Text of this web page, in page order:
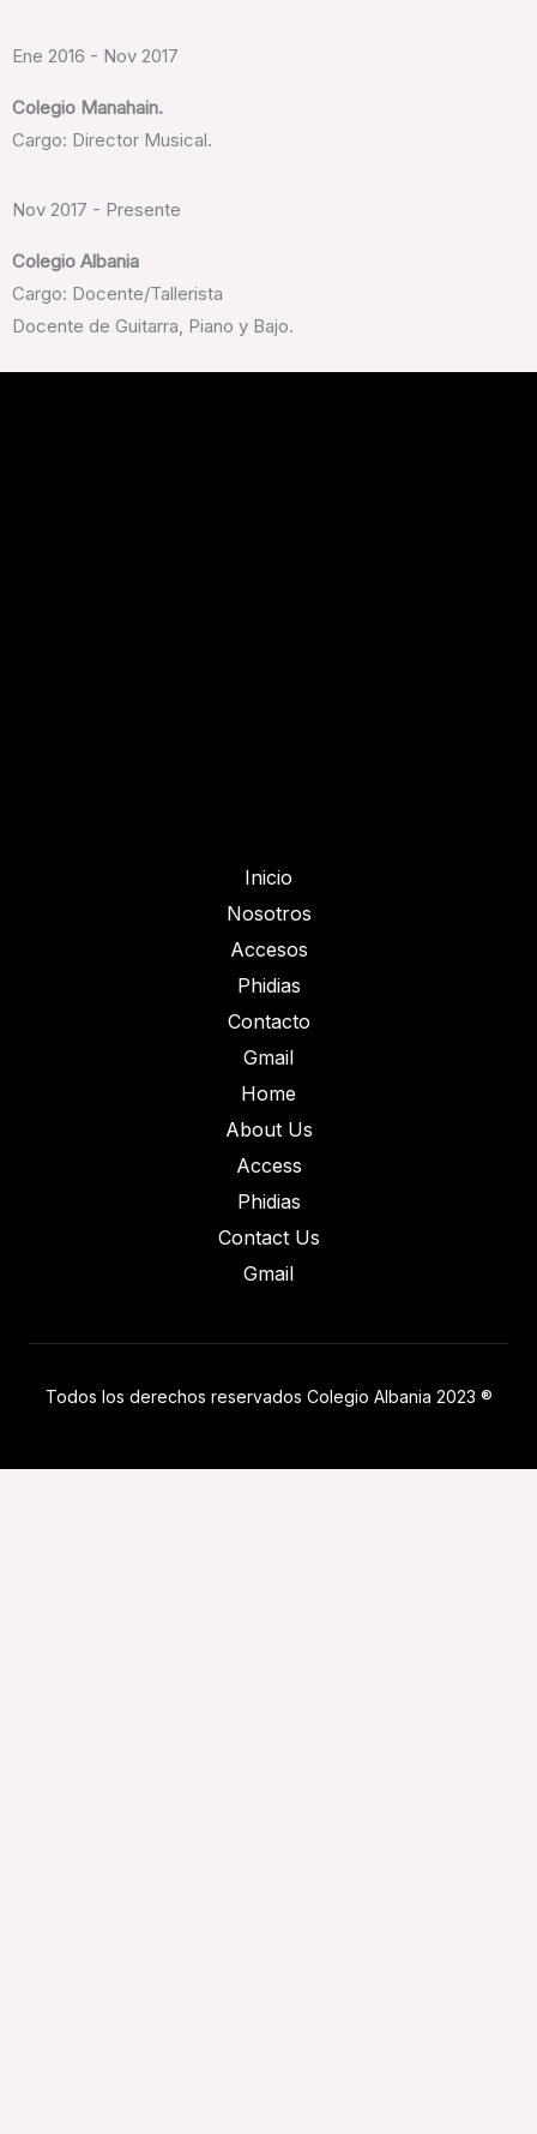
Ene 2016 - Nov 2017
Colegio Manahain.
Cargo: Director Musical.
Nov 2017 - Presente
Colegio Albania
Cargo: Docente/Tallerista
Docente de Guitarra, Piano y Bajo.
Inicio
Nosotros
Accesos
Phidias
Contacto
Gmail
Home
About Us
Access
Phidias
Contact Us
Gmail
Todos los derechos reservados Colegio Albania 2023 ®